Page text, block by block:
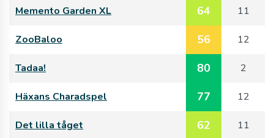
Memento Garden XL 64 11
ZooBaloo 56 12
Tadaa! 80 2
Häxans Charadspel 77 12
Det lilla tåget 62 11